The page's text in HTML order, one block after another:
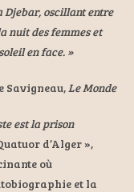
Djebar, oscillant entre
nuit des femmes et
en face. »
Savigneau,Le Monde
est la prison
d’Alger »,
où
et la